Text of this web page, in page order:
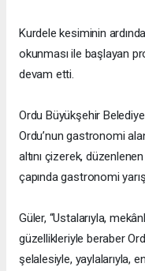
Kurdele kesiminin
okunması ile başlayan
devam etti.
Ordu Büyükşehir
Ordu’nun gastronomi
altını çizerek,
çapında gastronomi
Güler, “Ustalarıyla,
güzellikleriyle beraber
şelalesiyle, yaylalarıyla,